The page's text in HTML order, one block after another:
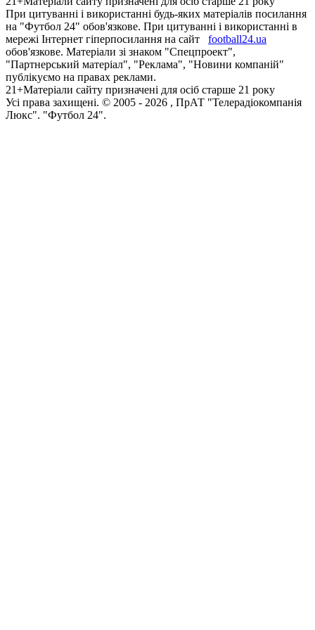
При цитуванні і використанні будь-яких матеріалів посилання
на "Футбол 24" обов'язкове. При цитуванні і використанні в
мережі Інтернет гіперпосилання на сайт
football24.ua
обов'язкове. Матеріали зі знаком "Спецпроект",
"Партнерський матеріал", "Реклама", "Новини компаній"
публікуємо на правах реклами.
21+Матеріали сайту призначені для осіб старше 21 року
Усi права захищенi. © 2005 - 2026 , ПрАТ "Телерадіокомпанія
Люкс". "Футбол 24".